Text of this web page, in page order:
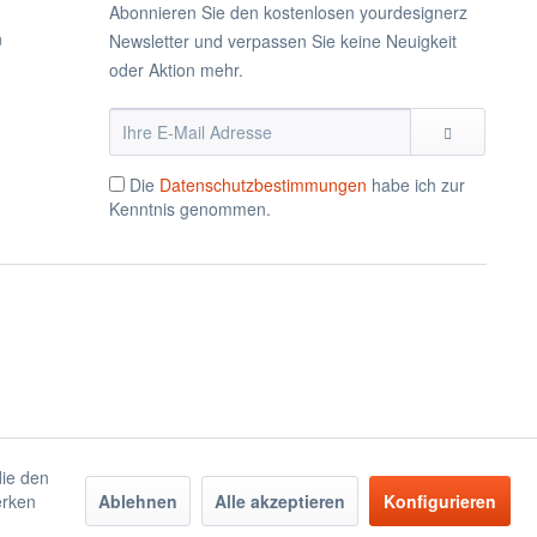
Abonnieren Sie den kostenlosen yourdesignerz
Newsletter und verpassen Sie keine Neuigkeit
oder Aktion mehr.
Die Datenschutzbestimmungen habe ich zur
Kenntnis genommen.
den
Ablehnen Alle akzeptieren Konfigurieren